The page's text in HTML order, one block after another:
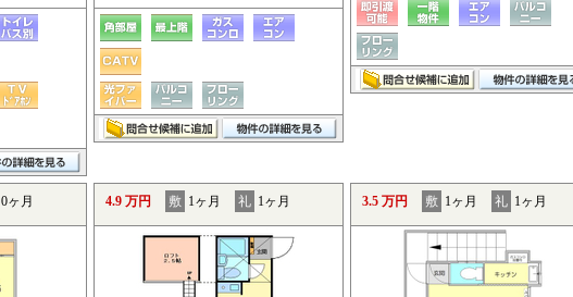
0ヶ月 4.9 万円 敷 1ヶ月 礼 1ヶ月 3.5 万円 敷 1ヶ月 礼 1ヶ月